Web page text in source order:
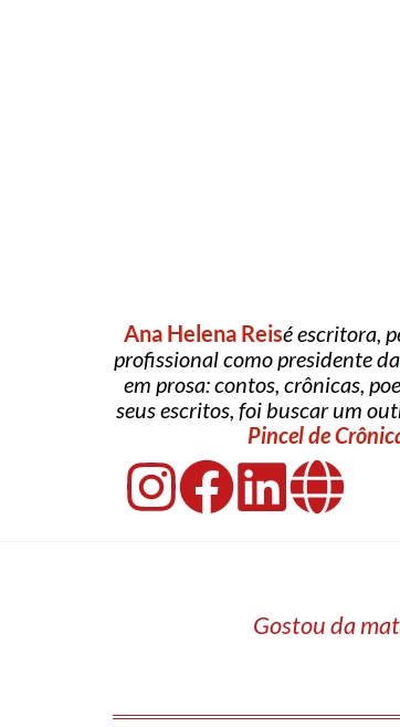
Ana Helena Reisé escritora,
profissional como presidente da
em prosa: contos, crônicas,
seus escritos, foi buscar um
Pincel de
Gostou da